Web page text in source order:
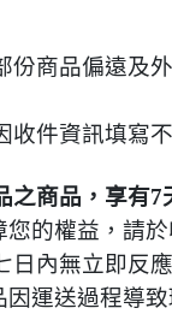
份商品偏遠及
收件資訊填寫
之商品，享有7
您的權益，請
日內無立即反
因運送過程導